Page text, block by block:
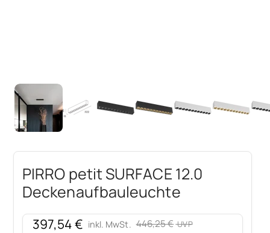
PIRRO petit SURFACE 12.0
Deckenaufbauleuchte
Angebot
397,54 € Regulärer Preis
446,25 €
inkl. MwSt.